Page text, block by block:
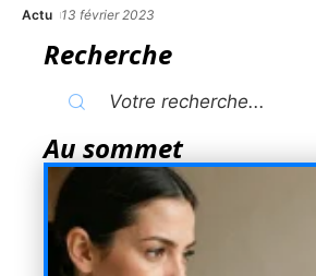
Actu 13 février 2023
Recherche
Au sommet